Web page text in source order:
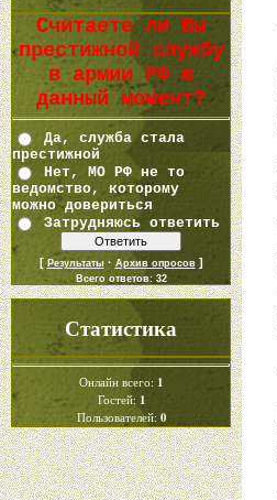
Считаете ли Вы
престижной службу
в армии РФ в
данный момент?
Да, служба стала
престижной
Нет, МО РФ не то
ведомство, которому
можно довериться
Затрудняюсь ответить
[ Результаты· Архив опросов]
Всего ответов: 32
Статистика
Онлайн всего: 1
Гостей: 1
Пользователей: 0